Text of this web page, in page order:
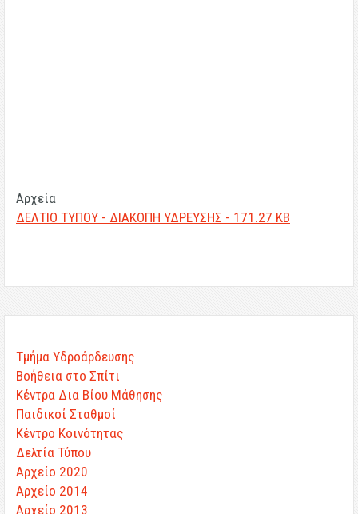
Αρχεία
ΔΕΛΤΙΟ ΤΥΠΟΥ - ΔΙΑΚΟΠΗ ΥΔΡΕΥΣΗΣ - 171.27 KB
Τμήμα Υδροάρδευσης
Βοήθεια στο Σπίτι
Κέντρα Δια Βίου Μάθησης
Παιδικοί Σταθμοί
Κέντρο Κοινότητας
Δελτία Τύπου
Αρχείο 2020
Αρχείο 2014
Αρχείο 2013